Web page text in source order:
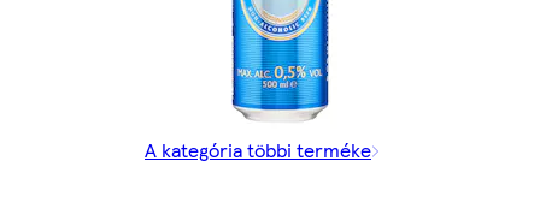
A kategória többi terméke